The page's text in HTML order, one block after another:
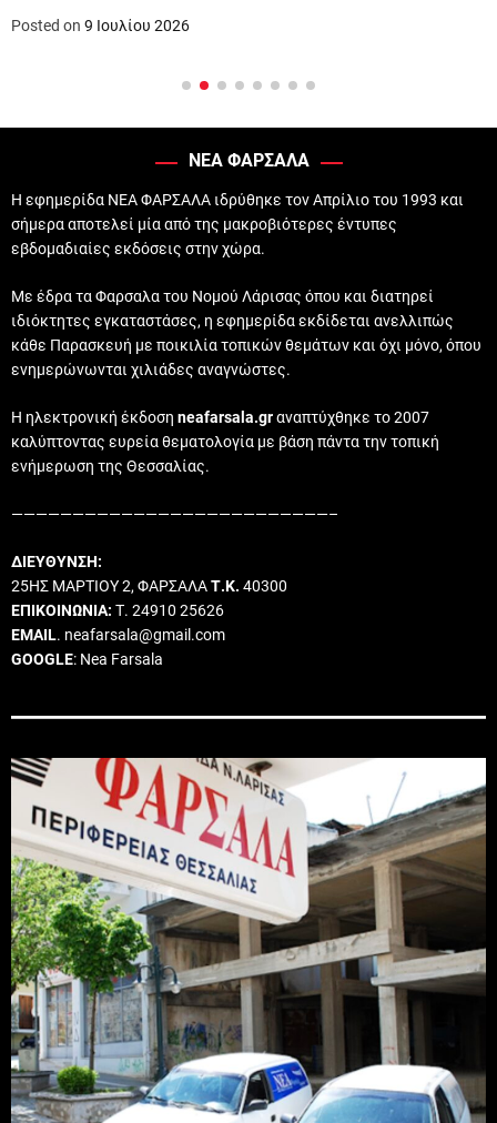
Posted on 9 Ιουλίου 2026
ΝΕΑ ΦΑΡΣΑΛΑ
Η εφημερίδα ΝΕΑ ΦΑΡΣΑΛΑ ιδρύθηκε τον Απρίλιο του 1993 και
σήμερα αποτελεί μία από της μακροβιότερες έντυπες
εβδομαδιαίες εκδόσεις στην χώρα.
Με έδρα τα Φαρσαλα του Νομού Λάρισας όπου και διατηρεί
ιδιόκτητες εγκαταστάσες, η εφημερίδα εκδίδεται ανελλιπώς
κάθε Παρασκευή με ποικιλία τοπικών θεμάτων και όχι μόνο, όπου
ενημερώνωνται χιλιάδες αναγνώστες.
Η ηλεκτρονική έκδοση neafarsala.grαναπτύχθηκε το 2007
καλύπτοντας ευρεία θεματολογία με βάση πάντα την τοπική
ενήμερωση της Θεσσαλίας.
——————————————————————————–
ΔΙΕΥΘΥΝΣΗ:
25ΗΣ ΜΑΡΤΙΟΥ 2, ΦΑΡΣΑΛΑΤ.Κ. 40300
ΕΠΙΚΟΙΝΩΝΙΑ: Τ. 24910 25626
EMAIL. neafarsala@gmail.com
GOOGLE: Nea Farsala